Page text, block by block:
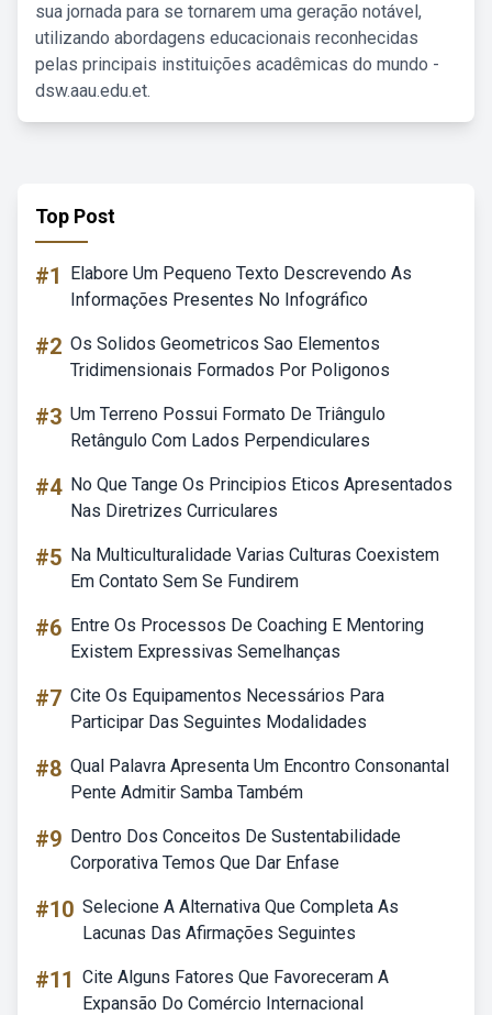
sua jornada para se tornarem uma geração notável,
utilizando abordagens educacionais reconhecidas
pelas principais instituições acadêmicas do mundo -
dsw.aau.edu.et.
Top Post
#1
Elabore Um Pequeno Texto Descrevendo As
Informações Presentes No Infográfico
#2 Os Solidos Geometricos Sao Elementos
Tridimensionais Formados Por Poligonos
#3 Um Terreno Possui Formato De Triângulo
Retângulo Com Lados Perpendiculares
#4 No Que Tange Os Principios Eticos Apresentados
Nas Diretrizes Curriculares
#5 Na Multiculturalidade Varias Culturas Coexistem
Em Contato Sem Se Fundirem
#6 Entre Os Processos De Coaching E Mentoring
Existem Expressivas Semelhanças
#7 Cite Os Equipamentos Necessários Para
Participar Das Seguintes Modalidades
#8 Qual Palavra Apresenta Um Encontro Consonantal
Pente Admitir Samba Também
#9 Dentro Dos Conceitos De Sustentabilidade
Corporativa Temos Que Dar Enfase
#10 Selecione A Alternativa Que Completa As
Lacunas Das Afirmações Seguintes
#11 Cite Alguns Fatores Que Favoreceram A
Expansão Do Comércio Internacional